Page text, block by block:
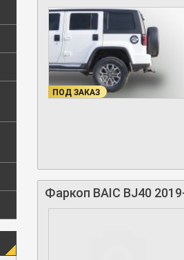
ПОД ЗАКАЗ
Фаркоп BAIC BJ40